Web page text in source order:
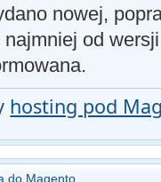
nowej,
najmniej od
hosting pod
do Magento